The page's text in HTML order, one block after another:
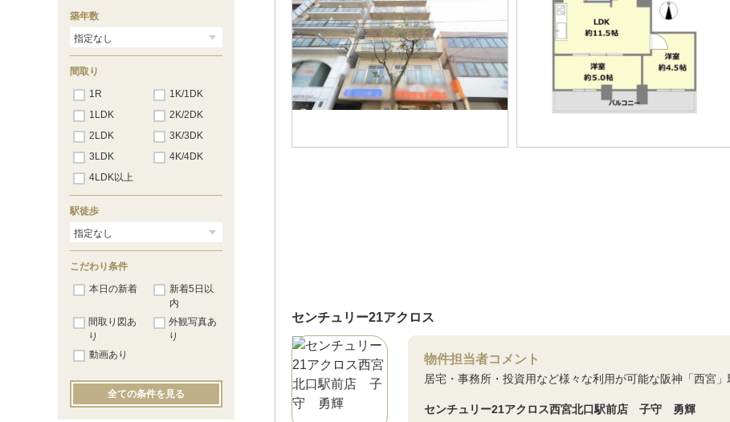
センチュリー21アクロス
物件担当者コメント
居宅・事務所・投資用など様々な利用が可能な阪神「西宮
センチュリー21アクロス西宮北口駅前店 子守 勇輝
築年数
間取り
1R
1K/1DK
1LDK
2K/2DK
2LDK
3K/3DK
3LDK
4K/4DK
4LDK以上
駅徒歩
こだわり条件
本日の新着
新着5日以
内
間取り図あ
り
外観写真あ
り
動画あり
全ての条件を見る